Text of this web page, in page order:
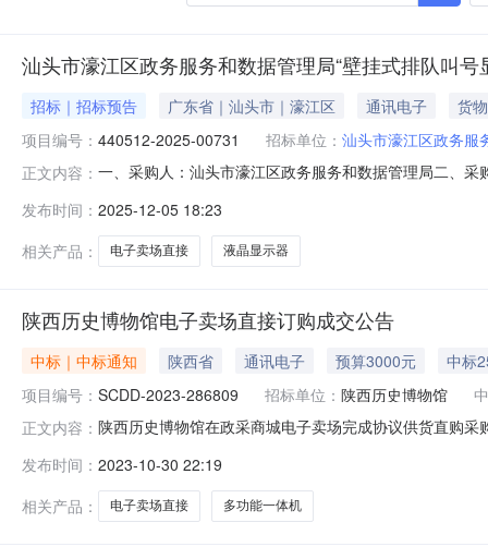
汕头市濠江区政务服务和数据管理局“壁挂式排队叫
招标｜招标预告 广东省｜汕头市｜濠江区 通讯电子
货物
项目编号： 440512-2025-00731 招标单位： 汕头市濠江区政务服
正文内容： 一、采购人：汕头市濠江区政务服务和数据管理局二、
发布时间： 2025-12-05 18:23
相关产品：
电子卖场直接 液晶显示器
陕西历史博物馆电子卖场直接订购成交公告
中标｜中标通知 陕西省 通讯电子 预算3000元
中标
项目编号： SCDD-2023-286809 招标单位： 陕西历史博物馆
正文内容： 陕西历史博物馆在政采商城电子卖场完成协议供货直购
购)二、采购结果成交供应商：陕西佳途数码科技有限公
发布时间： 2023-10-30 22:19
相关产品：
电子卖场直接 多功能一体机